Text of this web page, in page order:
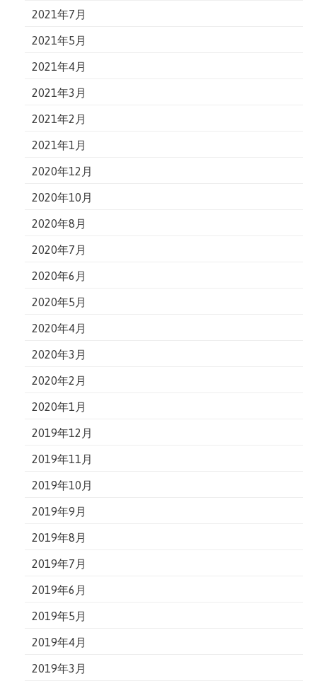
2021年7月
2021年5月
2021年4月
2021年3月
2021年2月
2021年1月
2020年12月
2020年10月
2020年8月
2020年7月
2020年6月
2020年5月
2020年4月
2020年3月
2020年2月
2020年1月
2019年12月
2019年11月
2019年10月
2019年9月
2019年8月
2019年7月
2019年6月
2019年5月
2019年4月
2019年3月